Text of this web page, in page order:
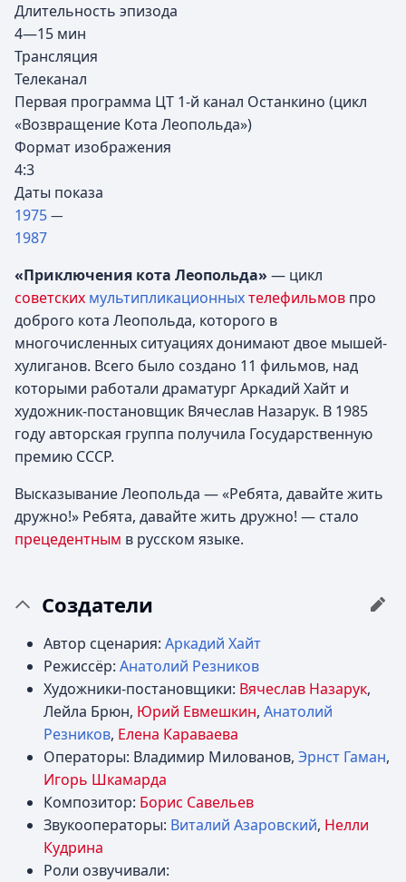
Длительность эпизода
4—15 мин
Трансляция
Телеканал
Первая программа ЦТ 1-й канал Останкино (цикл
«Возвращение Кота Леопольда»)
Формат изображения
4:3
Даты показа
1975 —
1987
«Приключения кота Леопольда» — цикл
советских мультипликационныхтелефильмов про
доброго кота Леопольда, которого в
многочисленных ситуациях донимают двое мышей-
хулиганов. Всего было создано 11 фильмов, над
которыми работали драматург Аркадий Хайт и
художник-постановщик Вячеслав Назарук. В 1985
году авторская группа получила Государственную
премию СССР.
Высказывание Леопольда — «Ребята, давайте жить
дружно!» Ребята, давайте жить дружно! — стало
прецедентным в русском языке.
Создатели
Автор сценария: Аркадий Хайт
Режиссёр: Анатолий Резников
Художники-постановщики: Вячеслав Назарук,
Лейла Брюн, Юрий Евмешкин, Анатолий
Резников, Елена Караваева
Операторы: Владимир Милованов, Эрнст Гаман,
Игорь Шкамарда
Композитор: Борис Савельев
Звукооператоры: Виталий Азаровский, Нелли
Кудрина
Роли озвучивали: